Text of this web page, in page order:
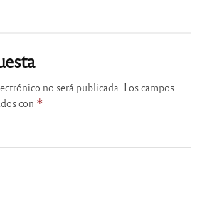
no será publicada. Los campos
con *